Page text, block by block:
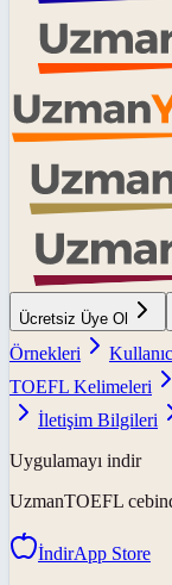
Ücretsiz Üye Ol
Örnekleri
TOEFL Kelimeleri
İletişim Bilgileri
Uygulamayı indir
UzmanTOEFL
İndirApp Store